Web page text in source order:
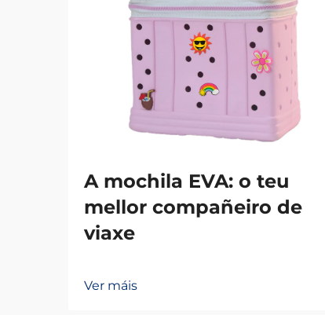
A mochila EVA: o teu
mellor compañeiro de
viaxe
Ver máis